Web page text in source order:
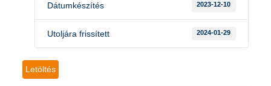
Dátumkészítés 2023-12-10
Utoljára frissített 2024-01-29
Letöltés